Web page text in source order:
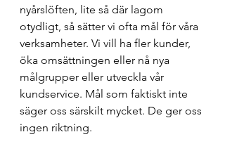
nyårslöften, lite så där lagom
otydligt, så sätter vi ofta mål för våra
verksamheter. Vi vill ha fler kunder,
öka omsättningen eller nå nya
målgrupper eller utveckla vår
kundservice. Mål som faktiskt inte
säger oss särskilt mycket. De ger oss
ingen riktning.